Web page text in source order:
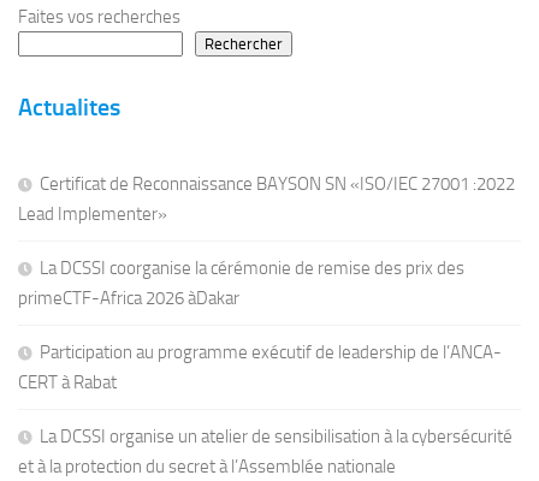
Faites vos recherches
Rechercher
Actualites
Certificat de Reconnaissance BAYSON SN «ISO/IEC 27001 :2022
Lead Implementer»
La DCSSI coorganise la cérémonie de remise des prix des
primeCTF-Africa 2026 àDakar
Participation au programme exécutif de leadership de l’ANCA-
CERT à Rabat
La DCSSI organise un atelier de sensibilisation à la cybersécurité
et à la protection du secret à l’Assemblée nationale